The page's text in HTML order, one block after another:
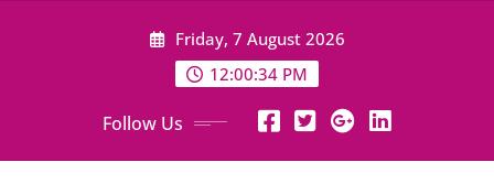
Friday, 7 August 2026
12:00:35 PM
Follow Us